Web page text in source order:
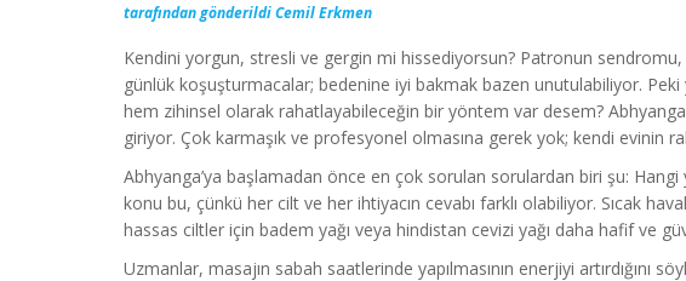
tarafından gönderildi Cemil Erkmen
Kendini yorgun, stresli ve gergin mi hissediyorsun? Patronun
günlük koşuşturmacalar; bedenine iyi bakmak bazen unutulabiliyor.
hem zihinsel olarak rahatlayabileceğin bir yöntem var desem?
giriyor. Çok karmaşık ve profesyonel olmasına gerek yok; kendi evinin
Abhyanga’ya başlamadan önce en çok sorulan sorulardan biri şu: Hangi
konu bu, çünkü her cilt ve her ihtiyacın cevabı farklı olabiliyor. Sıcak
hassas ciltler için badem yağı veya hindistan cevizi yağı daha hafif ve
Uzmanlar, masajın sabah saatlerinde yapılmasının enerjiyi artırdığını